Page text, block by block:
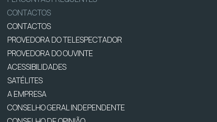
CONTACTOS
CONTACTOS
PROVEDORA DO TELESPECTADOR
PROVEDORA DO OUVINTE
ACESSIBILIDADES
SATÉLITES
A EMPRESA
CONSELHO GERAL INDEPENDENTE